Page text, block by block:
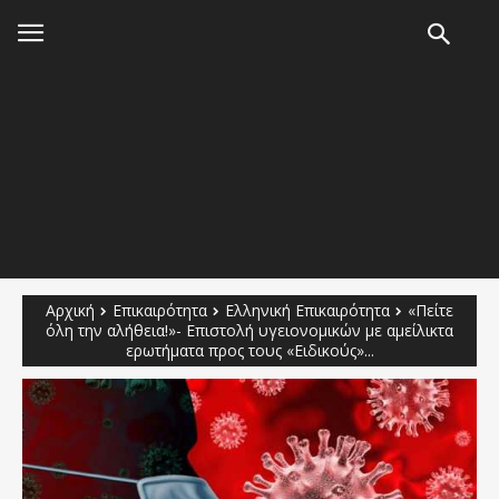
Αρχική Επικαιρότητα Ελληνική Επικαιρότητα
«Πείτε
όλη την αλήθεια!»- Επιστολή υγειονομικών με αμείλικτα
ερωτήματα προς τους «Ειδικούς»...